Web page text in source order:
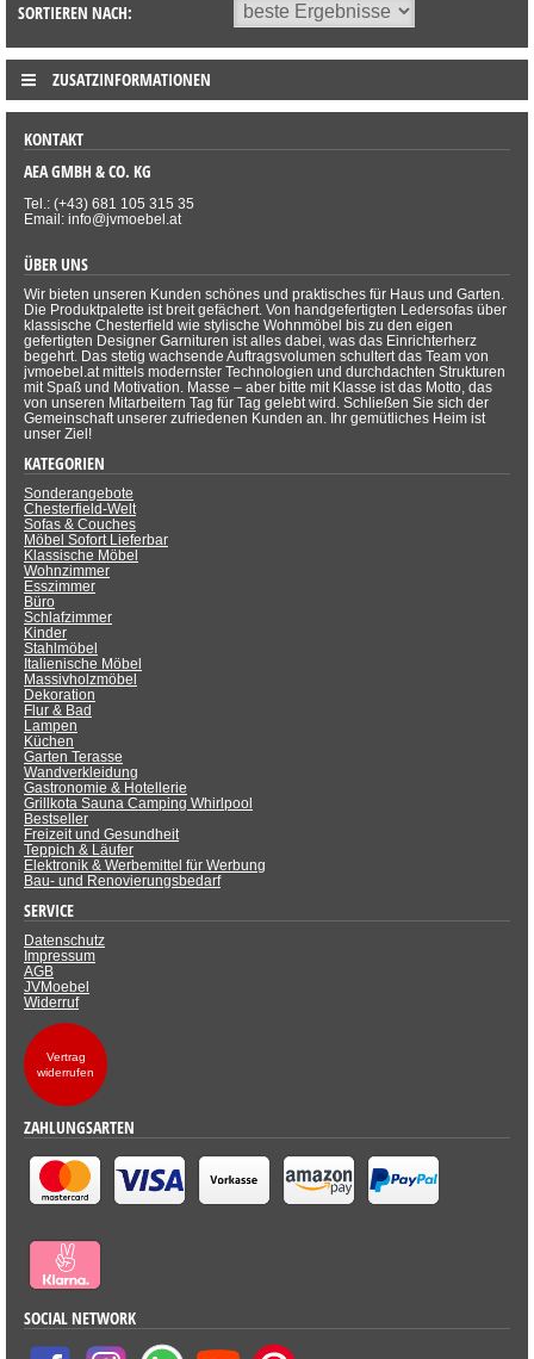
SORTIEREN NACH:
ZUSATZINFORMATIONEN
KONTAKT
AEA GMBH & CO. KG
Tel.: (+43) 681 105 315 35
Email: info@jvmoebel.at
ÜBER UNS
Wir bieten unseren Kunden schönes und praktisches für Haus und Garten.
Die Produktpalette ist breit gefächert. Von handgefertigten Ledersofas über
klassische Chesterfield wie stylische Wohnmöbel bis zu den eigen
gefertigten Designer Garnituren ist alles dabei, was das Einrichterherz
begehrt. Das stetig wachsende Auftragsvolumen schultert das Team von
jvmoebel.at mittels modernster Technologien und durchdachten Strukturen
mit Spaß und Motivation. Masse – aber bitte mit Klasse ist das Motto, das
von unseren Mitarbeitern Tag für Tag gelebt wird. Schließen Sie sich der
Gemeinschaft unserer zufriedenen Kunden an. Ihr gemütliches Heim ist
unser Ziel!
KATEGORIEN
Sonderangebote
Chesterfield-Welt
Sofas & Couches
Möbel Sofort Lieferbar
Klassische Möbel
Wohnzimmer
Esszimmer
Büro
Schlafzimmer
Kinder
Stahlmöbel
Italienische Möbel
Massivholzmöbel
Dekoration
Flur & Bad
Lampen
Küchen
Garten Terasse
Wandverkleidung
Gastronomie & Hotellerie
Grillkota Sauna Camping Whirlpool
Bestseller
Freizeit und Gesundheit
Teppich & Läufer
Elektronik & Werbemittel für Werbung
Bau- und Renovierungsbedarf
SERVICE
Datenschutz
Impressum
AGB
JVMoebel
Widerruf
Vertrag
widerrufen
ZAHLUNGSARTEN
SOCIAL NETWORK